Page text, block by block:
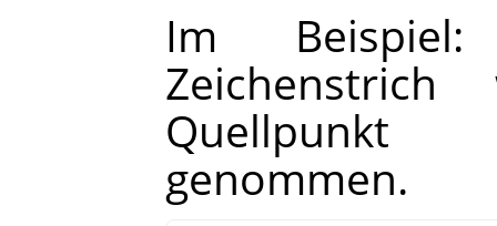
Im
Quellpunkt
genommen.